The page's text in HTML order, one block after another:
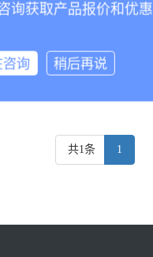
共1条 1
询获取产品报价和优惠
咨询 稍后再说